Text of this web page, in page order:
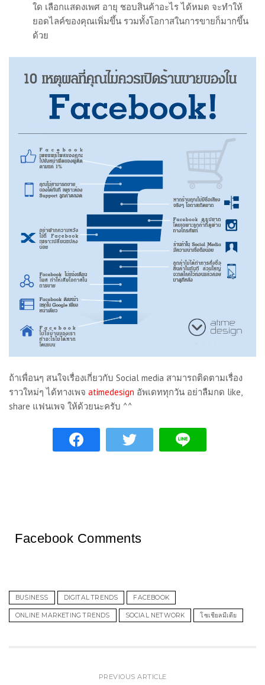
ใด เลือกแสดงเพศ อายุ ชอบสินค้าอะไร ได้หมด จะทำให้
ยอดไลค์ของคุณเพิ่มขึ้น รวมทั้งโอกาสในการขายก็มากขึ้น
ด้วย
ถ้าเพื่อนๆ สนใจเรื่องเกี่ยวกับ Social media สามารถติดตามเรื่อง
ราวใหม่ๆ ได้ทางเพจ atimedesign อัพเดททุกวัน อย่าลืมกด like,
share แฟนเพจ ให้ด้วยนะครับ ^^
Facebook Comments
BUSINESS DIGITAL TRENDS FACEBOOK
ONLINE MARKETING TRENDS SOCIAL NETWORK โซเชียลมีเดีย
PREVIOUS ARTICLE